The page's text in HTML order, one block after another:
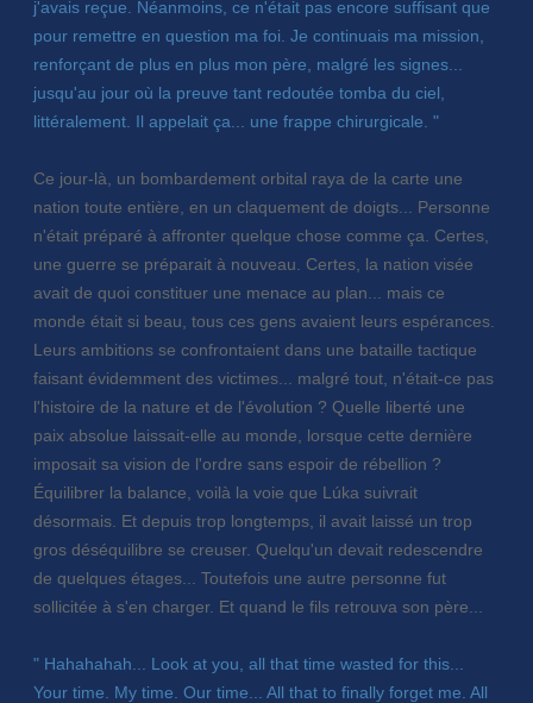
j'avais reçue. Néanmoins, ce n'était pas encore suffisant que
pour remettre en question ma foi. Je continuais ma mission,
renforçant de plus en plus mon père, malgré les signes...
jusqu'au jour où la preuve tant redoutée tomba du ciel,
littéralement. Il appelait ça... une frappe chirurgicale. "
Ce jour-là, un bombardement orbital raya de la carte une
nation toute entière, en un claquement de doigts... Personne
n'était préparé à affronter quelque chose comme ça. Certes,
une guerre se préparait à nouveau. Certes, la nation visée
avait de quoi constituer une menace au plan... mais ce
monde était si beau, tous ces gens avaient leurs espérances.
Leurs ambitions se confrontaient dans une bataille tactique
faisant évidemment des victimes... malgré tout, n'était-ce pas
l'histoire de la nature et de l'évolution ? Quelle liberté une
paix absolue laissait-elle au monde, lorsque cette dernière
imposait sa vision de l'ordre sans espoir de rébellion ?
Équilibrer la balance, voilà la voie que Lúka suivrait
désormais. Et depuis trop longtemps, il avait laissé un trop
gros déséquilibre se creuser. Quelqu'un devait redescendre
de quelques étages... Toutefois une autre personne fut
sollicitée à s'en charger. Et quand le fils retrouva son père...
" Hahahahah... Look at you, all that time wasted for this...
Your time. My time. Our time... All that to finally forget me. All